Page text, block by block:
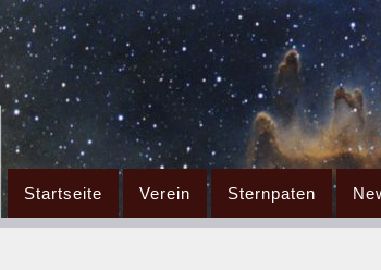
Inhalt
springen
Startseite Verein Sternpaten